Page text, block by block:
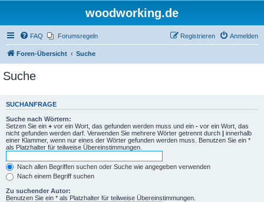
woodworking.de
FAQ Forumsregeln Anmelden
Registrieren
Foren-Übersicht Suche
Suche
SUCHANFRAGE
Suche nach Wörtern:
Setzen Sie ein + vor ein Wort, das gefunden werden muss und ein - vor ein Wort, das
nicht gefunden werden darf. Verwenden Sie mehrere Wörter getrennt durch | innerhalb
einer Klammer, wenn nur eines der Wörter gefunden werden muss. Benutzen Sie ein *
als Platzhalter für teilweise Übereinstimmungen.
Nach allen Begriffen suchen oder Suche wie angegeben verwenden
Nach einem Begriff suchen
Zu suchender Autor:
Benutzen Sie ein * als Platzhalter für teilweise Übereinstimmungen.